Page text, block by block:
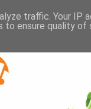
traffic. Your IP
ensure quality of